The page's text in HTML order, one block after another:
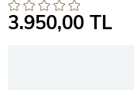
3.950,00 TL